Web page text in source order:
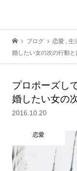
ブログ 恋愛 , 生
婚したい女の次の行動と
プロポーズし
婚したい女の
2016.10.20
恋愛